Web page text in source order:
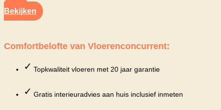
Bekijken
Comfortbelofte van Vloerenconcurrent:
✓ Topkwaliteit vloeren met 20 jaar garantie
✓ Gratis interieuradvies aan huis inclusief inmeten